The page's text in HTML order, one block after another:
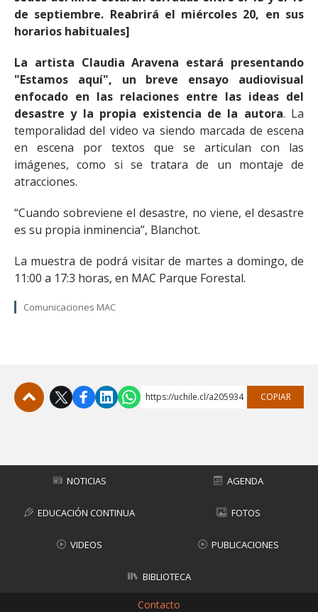
de septiembre. Reabrirá el miércoles 20, en sus
horarios habituales]
La artista Claudia Aravena estará presentando
"Estamos aquí", un breve ensayo audiovisual
enfocado en las relaciones entre las ideas del
desastre y la propia existencia de la autora. La
temporalidad del video va siendo marcada de escena
en escena por textos que se articulan con las
imágenes, como si se tratara de un montaje de
atracciones.
“Cuando sobreviene el desastre, no viene, el desastre
es su propia inminencia”, Blanchot.
La muestra de podrá visitar de martes a domingo, de
11:00 a 17:3 horas, en MAC Parque Forestal.
Comunicaciones MAC
https://uchile.cl/a205934 COPIAR
NOTICIAS AGENDA
EDUCACIÓN CONTINUA FOTOS
VIDEOS PUBLICACIONES
BIBLIOTECA
Contacto